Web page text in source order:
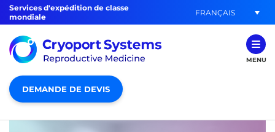
Services d'expédition de classe
mondiale
FRANÇAIS
MENU
DEMANDE DE DEVIS